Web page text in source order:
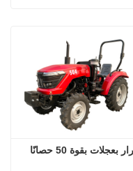
بعجلات بقوة 50 حصانًا